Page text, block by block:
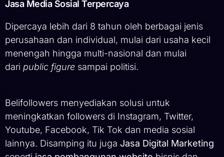
Jasa Media Sosial Terpercaya
Dipercaya lebih dari 8 tahun oleh berbagai jenis
perusahaan dan individual, mulai dari usaha kecil
menengah hingga multi-nasional dan mulai
dari public figure sampai politisi.
Belifollowers menyediakan solusi untuk
meningkatkan followers di Instagram, Twitter,
Youtube, Facebook, Tik Tok dan media sosial
lainnya. Disamping itu juga Jasa Digital Marketing